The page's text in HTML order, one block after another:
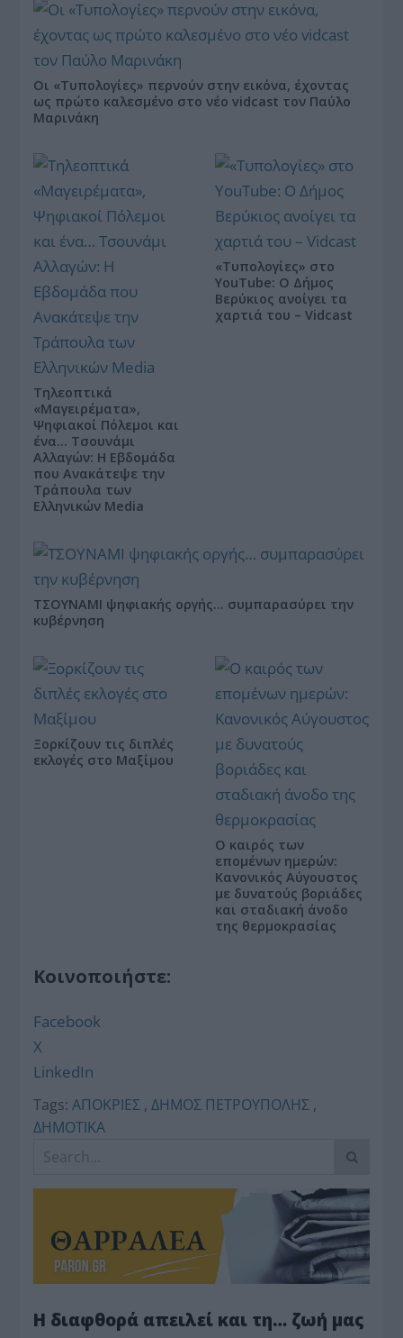
Οι «Τυπολογίες» περνούν στην εικόνα, έχοντας
ως πρώτο καλεσμένο στο νέο vidcast τον Παύλο
Μαρινάκη
Τηλεοπτικά
«Μαγειρέματα»,
Ψηφιακοί Πόλεμοι και
ένα… Τσουνάμι
Αλλαγών: Η Εβδομάδα
που Ανακάτεψε την
Τράπουλα των
Ελληνικών Media
«Τυπολογίες» στο
YouTube: Ο Δήμος
Βερύκιος ανοίγει τα
χαρτιά του – Vidcast
ΤΣΟΥΝΑΜΙ ψηφιακής οργής… συμπαρασύρει την
κυβέρνηση
Ξορκίζουν τις διπλές
εκλογές στο Μαξίμου
Ο καιρός των
επομένων ημερών:
Κανονικός Αύγουστος
με δυνατούς βοριάδες
και σταδιακή άνοδο
της θερμοκρασίας
Κοινοποιήστε:
Facebook
X
LinkedIn
Tags: ΑΠΟΚΡΙΕΣ ,ΔΗΜΟΣ ΠΕΤΡΟΥΠΟΛΗΣ ,
ΔΗΜΟΤΙΚΑ
Η διαφθορά απειλεί και τη… ζωή μας